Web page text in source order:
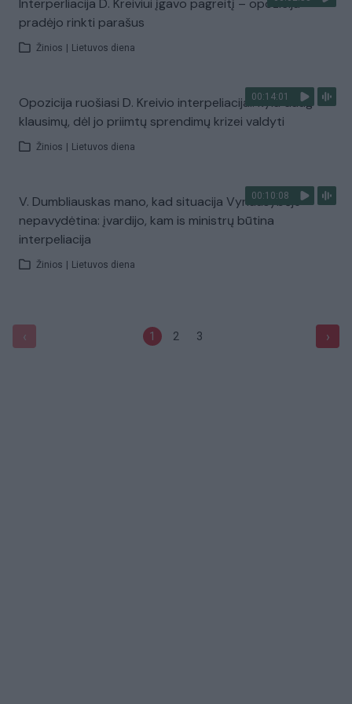
Interperliacija D. Kreiviui įgavo pagreitį – opozicija
pradėjo rinkti parašus
Žinios Lietuvos diena
00:14:01
Opozicija ruošiasi D. Kreivio interpeliacijai: kyla daug
klausimų, dėl jo priimtų sprendimų krizei valdyti
Žinios Lietuvos diena
00:10:08
V. Dumbliauskas mano, kad situacija Vyriausybėje –
nepavydėtina: įvardijo, kam is ministrų būtina
interpeliacija
Žinios Lietuvos diena
‹ 1 2 3 ›